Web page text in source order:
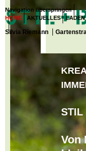
Silvia Riemann
STIL
Von
Navigation überspringen
HOME
AKTUELLES LADEN